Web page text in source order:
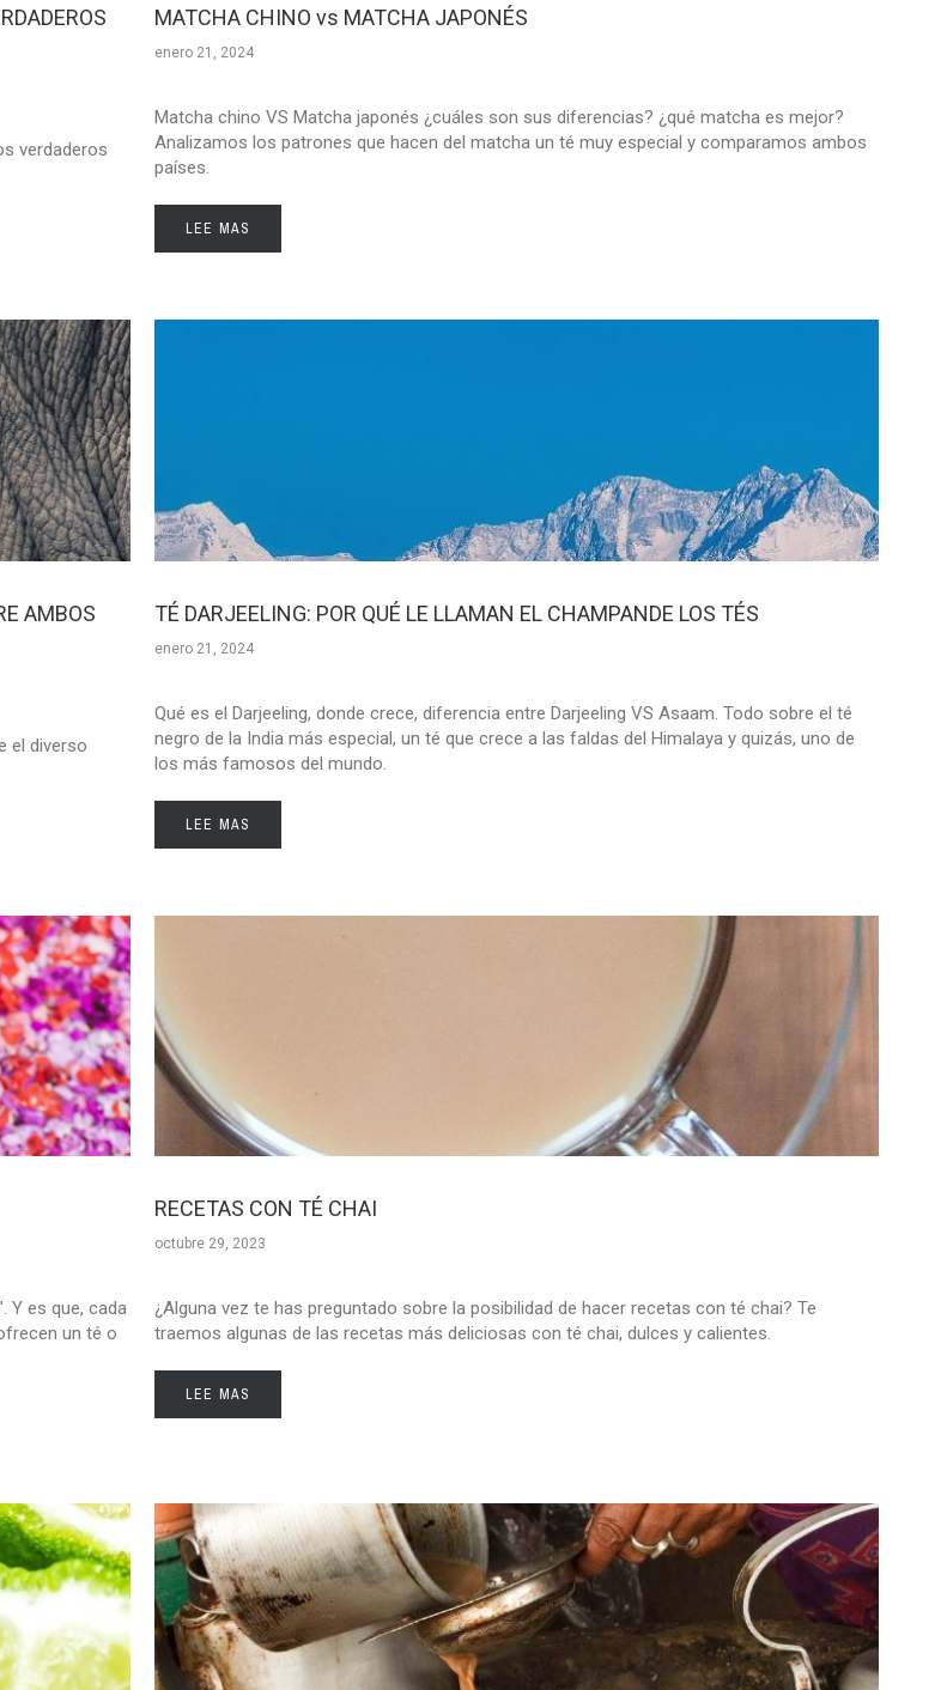
verdaderos
MATCHA CHINO vs MATCHA JAPONÉS
enero 21, 2024
Matcha chino VS Matcha japonés ¿cuáles son sus diferencias? ¿qué matcha es mejor?
Analizamos los patrones que hacen del matcha un té muy especial y comparamos ambos
países.
LEE MAS
AMBOS
el diverso
TÉ DARJEELING: POR QUÉ LE LLAMAN EL CHAMPANDE LOS TÉS
enero 21, 2024
Qué es el Darjeeling, donde crece, diferencia entre Darjeeling VS Asaam. Todo sobre el té
negro de la India más especial, un té que crece a las faldas del Himalaya y quizás, uno de
los más famosos del mundo.
LEE MAS
Y es que, cada
un té o
RECETAS CON TÉ CHAI
octubre 29, 2023
¿Alguna vez te has preguntado sobre la posibilidad de hacer recetas con té chai? Te
traemos algunas de las recetas más deliciosas con té chai, dulces y calientes.
LEE MAS